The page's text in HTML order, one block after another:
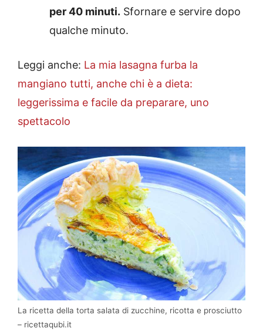
per 40 minuti. Sfornare e servire dopo
qualche minuto.
Leggi anche: La mia lasagna furba la
mangiano tutti, anche chi è a dieta:
leggerissima e facile da preparare, uno
spettacolo
La ricetta della torta salata di zucchine, ricotta e prosciutto
– ricettaqubi.it